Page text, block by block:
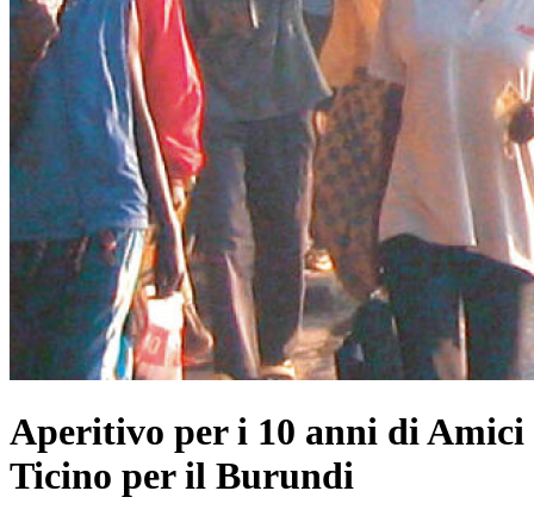
Aperitivo per i 10 anni di Amici
Ticino per il Burundi